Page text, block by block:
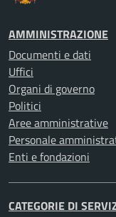
AMMINISTRAZIONE
Documenti e dati
Uffici
Organi di governo
Politici
Aree amministrative
Personale
Enti e fondazioni
CATEGORIE DI